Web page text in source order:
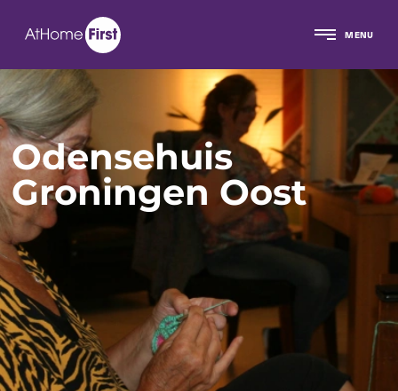
MENU
Odensehuis
Groningen Oost